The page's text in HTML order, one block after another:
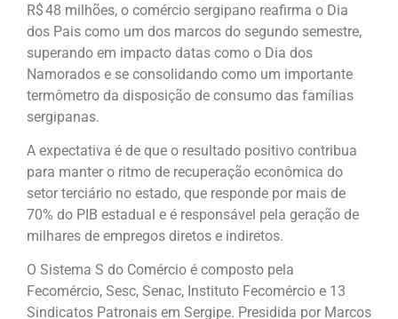
R$ 48 milhões, o comércio sergipano reafirma o Dia
dos Pais como um dos marcos do segundo semestre,
superando em impacto datas como o Dia dos
Namorados e se consolidando como um importante
termômetro da disposição de consumo das famílias
sergipanas.
A expectativa é de que o resultado positivo contribua
para manter o ritmo de recuperação econômica do
setor terciário no estado, que responde por mais de
70% do PIB estadual e é responsável pela geração de
milhares de empregos diretos e indiretos.
O Sistema S do Comércio é composto pela
Fecomércio, Sesc, Senac, Instituto Fecomércio e 13
Sindicatos Patronais em Sergipe. Presidida por Marcos